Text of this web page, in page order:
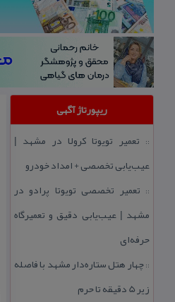
ریپورتاژ آگهی
:: تعمیر تویوتا كرولا در مشهد |
عیب‌یابی تخصصی + امداد خودرو
:: تعمیر تخصصی تویوتا پرادو در
مشهد | عیب‌یابی دقیق و تعمیرگاه
حرفه‌ای
::چهار هتل‌ ستاره‌دار مشهد با فاصله
زیر 5 دقیقه تا حرم